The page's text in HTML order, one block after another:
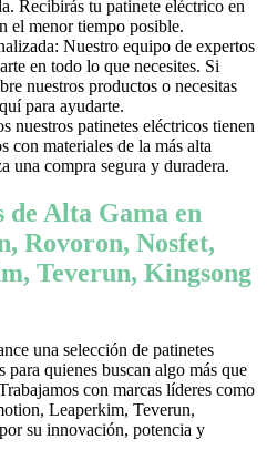
Recibirás tu patinete eléctrico en
el menor tiempo posible.
Nuestro equipo de expertos
en todo lo que necesites. Si
nuestros productos o necesitas
para ayudarte.
nuestros patinetes eléctricos tienen
con materiales de la más alta
una compra segura y duradera.
de Alta Gama en
Rovoron, Nosfet,
Teverun, Kingsong
una selección de patinetes
para quienes buscan algo más que
con marcas líderes como
Leaperkim, Teverun,
su innovación, potencia y